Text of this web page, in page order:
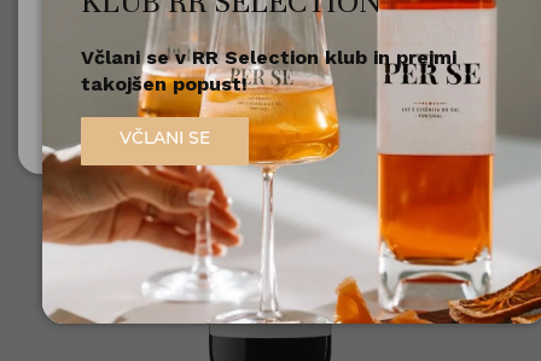
Nisem polnoleten
Sem polnoleten (18+)
Včlani se v RR Selection klub in prejmi
takojšen popust!
VČLANI SE